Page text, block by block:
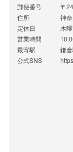
郵便番号
〒
住所
神
定休日
木
営業時間
最寄駅
鎌
公式SNS